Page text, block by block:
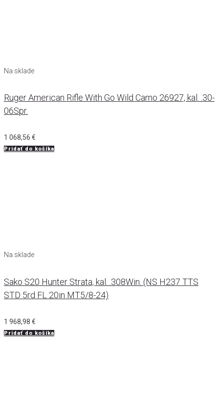
Na sklade
Ruger American Rifle With Go Wild Camo 26927, kal. .30-
06Spr.
1 068,56 €
Pridať do košíka
Na sklade
Sako S20 Hunter Strata, kal. .308Win. (NS H237 TTS
STD 5rd FL 20in MT5/8-24)
1 968,98 €
Pridať do košíka